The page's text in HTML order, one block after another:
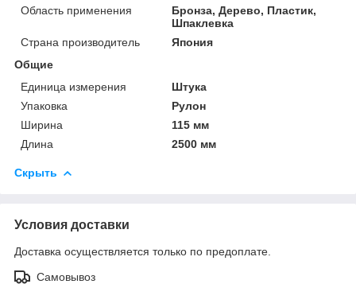
Область применения
Бронза, Дерево, Пластик,
Шпаклевка
Страна производитель
Япония
Общие
Единица измерения
Штука
Упаковка
Рулон
Ширина
115 мм
Длина
2500 мм
Скрыть
Условия доставки
Доставка осуществляется только по предоплате.
Самовывоз